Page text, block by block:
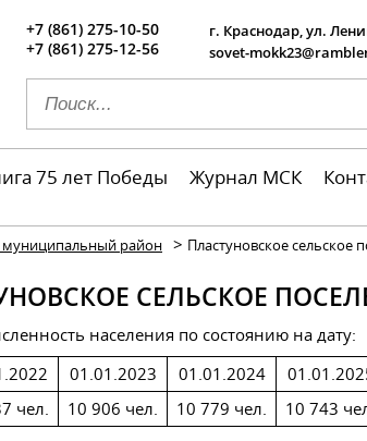
+7 (861) 275-10-50
+7 (861) 275-12-56
г. Краснодар, ул.
sovet-
75 лет Победы Журнал МСК
район > Пластуновское сельское
СЕЛЬСКОЕ
населения по состоянию на дату:
чел.
01.01.2023
10 906 чел.
01.01.2024
10 779 чел.
10 743